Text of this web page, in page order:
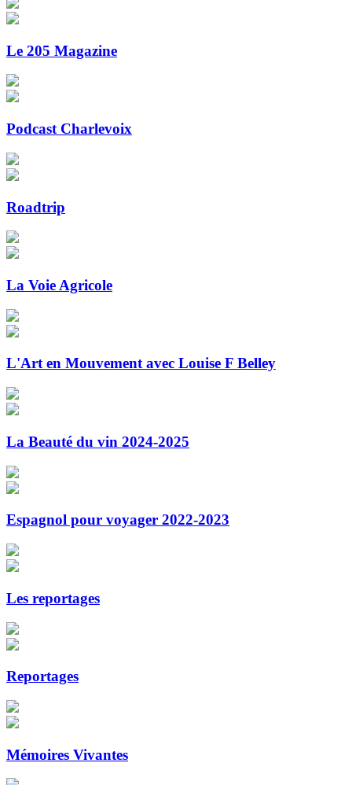
Le 205 Magazine
Podcast Charlevoix
Roadtrip
La Voie Agricole
L'Art en Mouvement avec Louise F Belley
La Beauté du vin 2024-2025
Espagnol pour voyager 2022-2023
Les reportages
Reportages
Mémoires Vivantes